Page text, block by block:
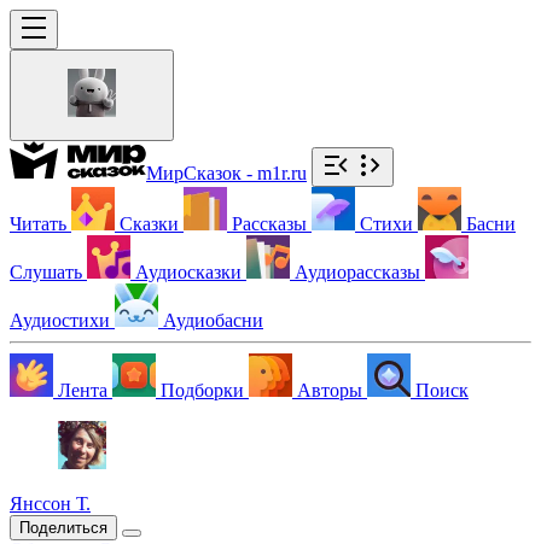
МирСказок - m1r.ru
Читать Сказки Рассказы Стихи Басни
Слушать Аудиосказки Аудиорассказы
Аудиостихи Аудиобасни
Лента Подборки Авторы Поиск
Янссон Т.
Поделиться